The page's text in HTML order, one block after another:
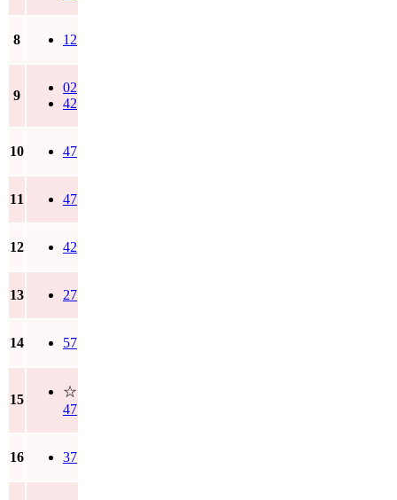
8 12
9
02
42
10 47
11 47
12 42
13 27
14 57
15
☆
47
16 37